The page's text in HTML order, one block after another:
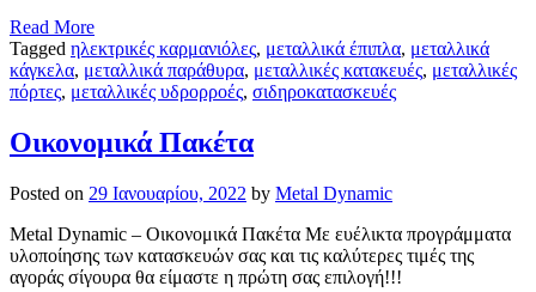
Read More
Tagged ηλεκτρικές καρμανιόλες, μεταλλικά έπιπλα, μεταλλικά
κάγκελα, μεταλλικά παράθυρα, μεταλλικές κατακευές, μεταλλικές
πόρτες, μεταλλικές υδρορροές, σιδηροκατασκευές
Οικονομικά Πακέτα
Posted on 29 Ιανουαρίου, 2022 by Metal Dynamic
Metal Dynamic – Οικονομικά Πακέτα Με ευέλικτα προγράμματα
υλοποίησης των κατασκευών σας και τις καλύτερες τιμές της
αγοράς σίγουρα θα είμαστε η πρώτη σας επιλογή!!!